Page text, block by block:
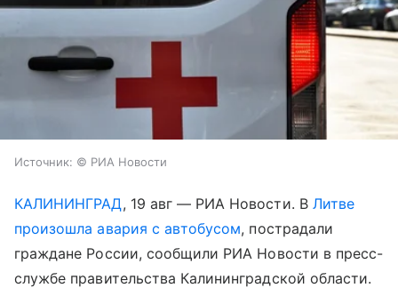
Источник: © РИА Новости
КАЛИНИНГРАД, 19 авг — РИА Новости. В Литве
произошла авария с автобусом, пострадали
граждане России, сообщили РИА Новости в пресс-
службе правительства Калининградской области.